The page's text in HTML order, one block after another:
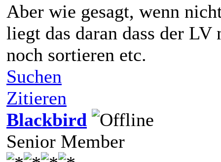
Aber wie gesagt, wenn
liegt das daran dass der
noch sortieren etc.
Suchen
Zitieren
Blackbird
Senior Member